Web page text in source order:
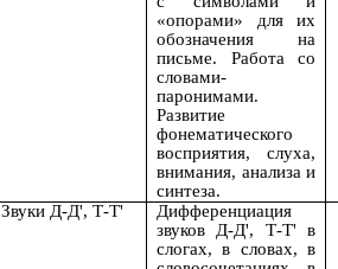
«опорами» для их
обозначения на
письме. Работа со
словами-
паронимами.
Развитие
фонематического
восприятия, слуха,
внимания, анализа и
синтеза.
Звуки Д-Д', Т-Т'
Дифференциация
звуков Д-Д', Т-Т' в
слогах, в словах, в